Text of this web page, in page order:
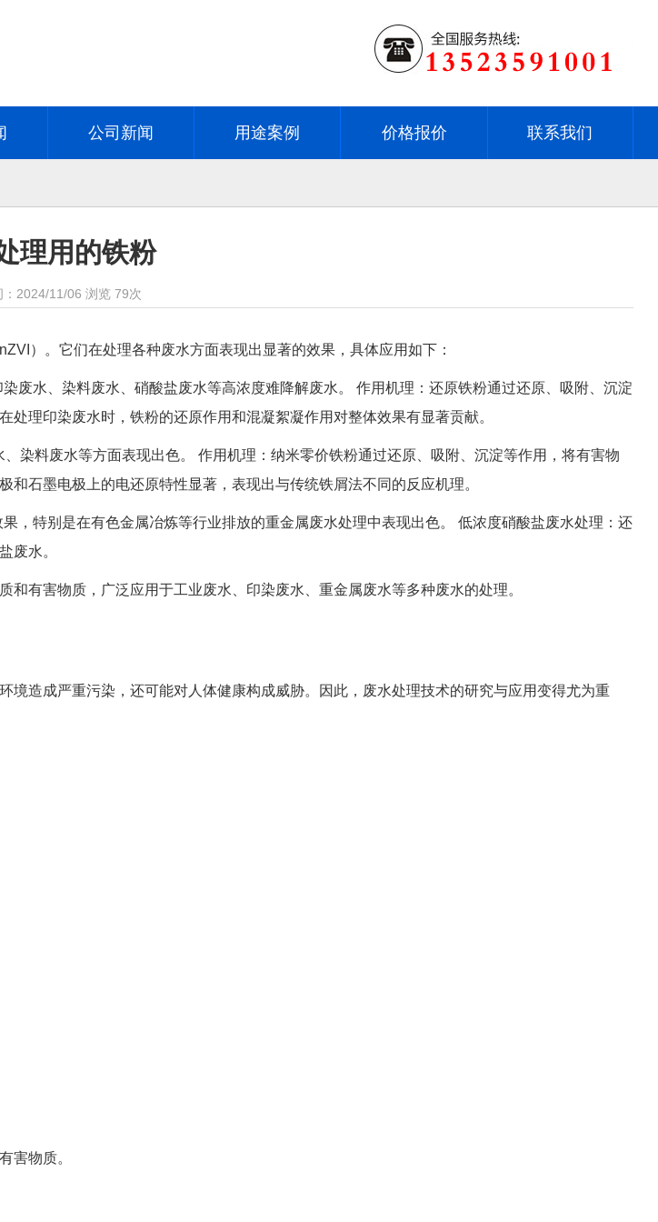
公司新闻 用途案例 价格报价 联系我们
理用的铁粉
2024/11/06 浏览 79次
）。它们在处理各种废水方面表现出显著的效果，具体应用如下：
废水、染料废水、硝酸盐废水等高浓度难降解废水。 作用机理：还原铁粉通过还原、吸附、沉淀
理印染废水时，铁粉的还原作用和混凝絮凝作用对整体效果有显著贡献。
染料废水等方面表现出色。 作用机理：纳米零价铁粉通过还原、吸附、沉淀等作用，将有害物
石墨电极上的电还原特性显著，表现出与传统铁屑法不同的反应机理。
，特别是在有色金属冶炼等行业排放的重金属废水处理中表现出色。 低浓度硝酸盐废水处理：还
废水。
有害物质，广泛应用于工业废水、印染废水、重金属废水等多种废水的处理。
造成严重污染，还可能对人体健康构成威胁。因此，废水处理技术的研究与应用变得尤为重
害物质。